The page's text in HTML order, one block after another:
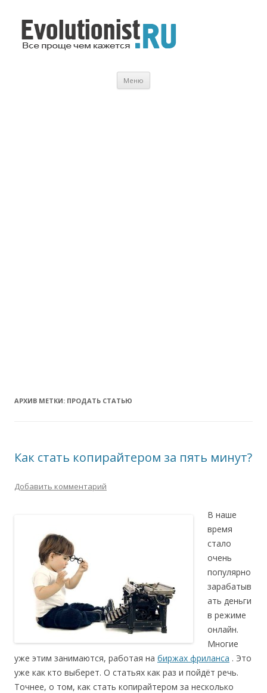
Evolutionist.ru
Все проще чем кажется…
Меню
АРХИВ МЕТКИ: ПРОДАТЬ СТАТЬЮ
Как стать копирайтером за пять минут?
Добавить комментарий
В наше
время
стало
очень
популярно
зарабатыв
ать деньги
в режиме
онлайн.
Многие
уже этим занимаются, работая на биржах фриланса . Это
уже как кто выберет. О статьях как раз и пойдёт речь.
Точнее, о том, как стать копирайтером за несколько